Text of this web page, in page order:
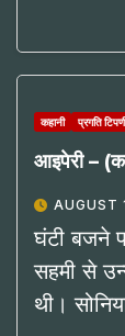
कहानी प्रगति
आइपेरी –
AUGUST
घंटी बजने
सहमी से
थी।